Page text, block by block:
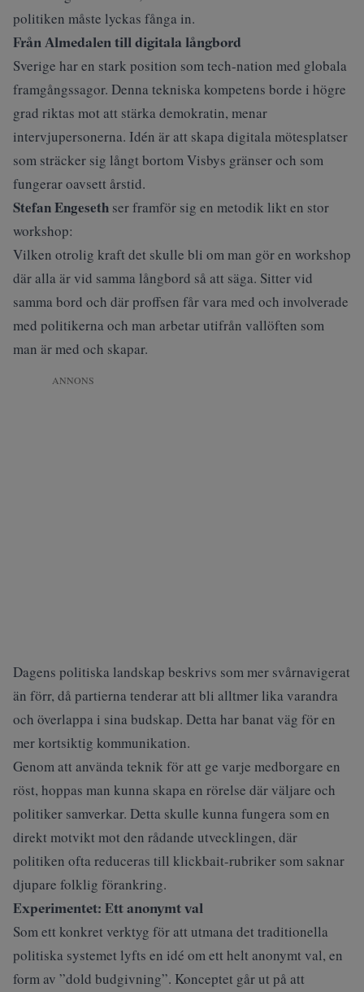
politiken måste lyckas fånga in.
Från Almedalen till digitala långbord
Sverige har en stark position som tech-nation med globala
framgångssagor. Denna tekniska kompetens borde i högre
grad riktas mot att stärka demokratin, menar
intervjupersonerna. Idén är att skapa digitala mötesplatser
som sträcker sig långt bortom Visbys gränser och som
fungerar oavsett årstid.
Stefan Engeseth ser framför sig en metodik likt en stor
workshop:
Vilken otrolig kraft det skulle bli om man gör en workshop
där alla är vid samma långbord så att säga. Sitter vid
samma bord och där proffsen får vara med och involverade
med politikerna och man arbetar utifrån vallöften som
man är med och skapar.
ANNONS
Dagens politiska landskap beskrivs som mer svårnavigerat
än förr, då partierna tenderar att bli alltmer lika varandra
och överlappa i sina budskap. Detta har banat väg för en
mer kortsiktig kommunikation.
Genom att använda teknik för att ge varje medborgare en
röst, hoppas man kunna skapa en rörelse där väljare och
politiker samverkar. Detta skulle kunna fungera som en
direkt motvikt mot den rådande utvecklingen, där
politiken ofta reduceras till klickbait-rubriker som saknar
djupare folklig förankring.
Experimentet: Ett anonymt val
Som ett konkret verktyg för att utmana det traditionella
politiska systemet lyfts en idé om ett helt anonymt val, en
form av ”dold budgivning”. Konceptet går ut på att